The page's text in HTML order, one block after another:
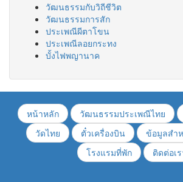
วัฒนธรรมกับวิถีชีวิต
วัฒนธรรมการสัก
ประเพณีผีตาโขน
ประเพณีลอยกระทง
บั้งไฟพญานาค
หน้าหลัก วัฒนธรรมประเพณีไทย
วัดไทย
ตั๋วเครื่องบิน
ข้อมูลสำ
โรงแรมที่พัก
ติดต่อเ